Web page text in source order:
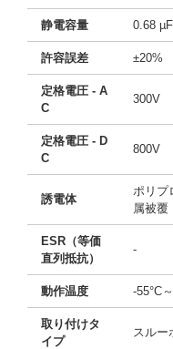
静電容量 0.68 µF
許容誤差 ±20%
定格電圧 - A
C
300V
定格電圧 - D
C
800V
誘電体
ポリプ
属被覆
ESR（等価
直列抵抗）
-
動作温度 -55°C
取り付けタ
イプ
スルー